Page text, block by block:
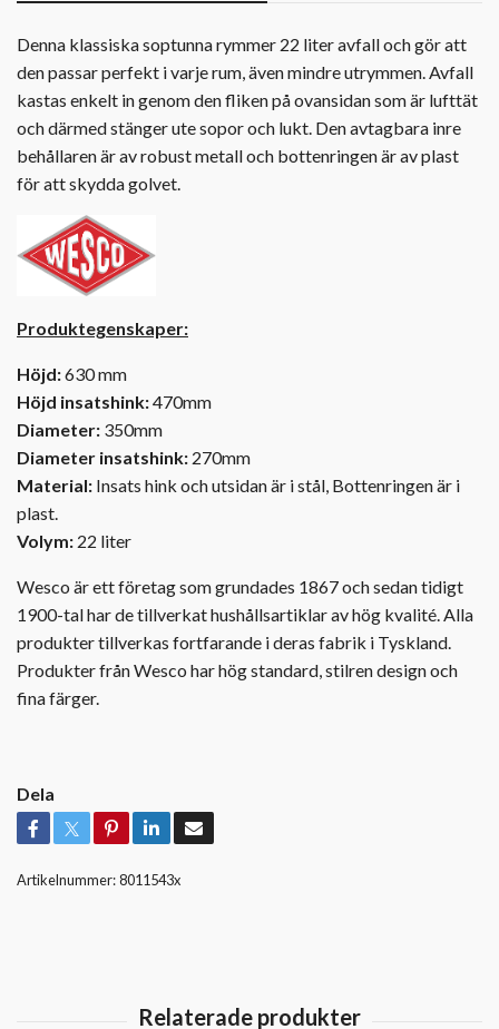
Denna klassiska soptunna rymmer 22 liter avfall och gör att
den passar perfekt i varje rum, även mindre utrymmen. Avfall
kastas enkelt in genom den fliken på ovansidan som är lufttät
och därmed stänger ute sopor och lukt. Den avtagbara inre
behållaren är av robust metall och bottenringen är av plast
för att skydda golvet.
Produktegenskaper:
Höjd:630 mm
Höjd insatshink:470mm
Diameter: 350mm
Diameter insatshink: 270mm
Material: Insats hink och utsidan är i stål, Bottenringen är i
plast.
Volym: 22 liter
Wesco är ett företag som grundades 1867 och sedan tidigt
1900-tal har de tillverkat hushållsartiklar av hög kvalité. Alla
produkter tillverkas fortfarande i deras fabrik i Tyskland.
Produkter från Wesco har hög standard, stilren design och
fina färger.
Dela
Artikelnummer:8011543x